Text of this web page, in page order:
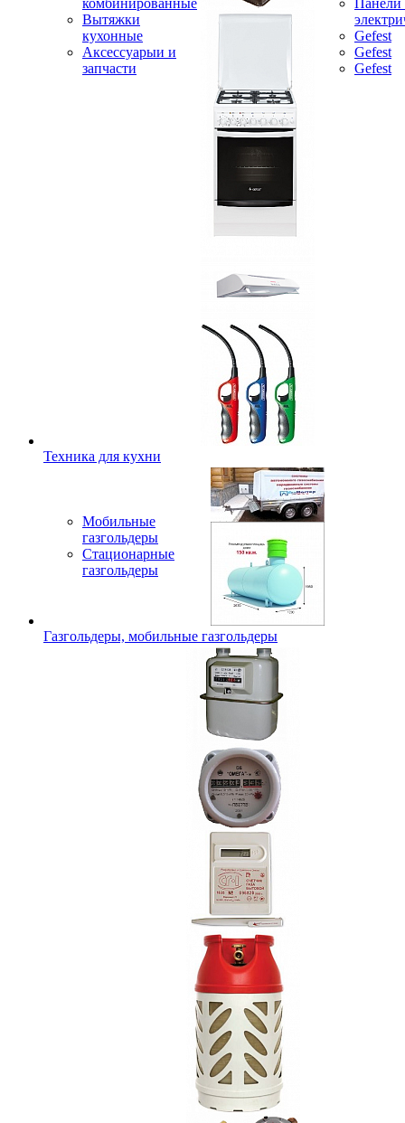
комбинированные
Вытяжки
кухонные
Аксессуарыи и
запчасти
Панели
Gefest
Gefest
Gefest
Техника для кухни
Мобильные
газгольдеры
Стационарные
газгольдеры
Газгольдеры, мобильные газгольдеры